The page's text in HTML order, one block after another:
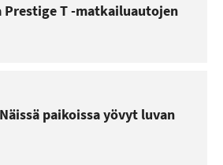
Prestige T -matkailuautojen
paikoissa yövyt luvan